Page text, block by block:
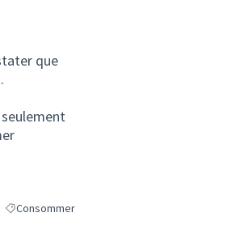
que
Filtrer les résultats de la catégorie : Consommer
Consommer